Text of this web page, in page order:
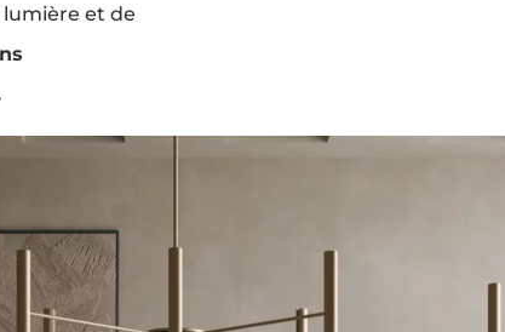
lumière et de